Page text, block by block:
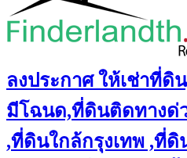
ลงประกาศ ให้เช่าที่
มีโฉนด,ที่ดินติดทางด่
,ที่ดินใกล้กรุงเทพ ,ที่ดิ